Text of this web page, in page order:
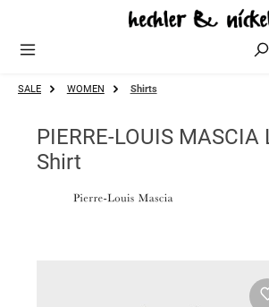
Zum Hauptinhalt springen
SALE WOMEN Shirts
PIERRE-LOUIS
Shirt